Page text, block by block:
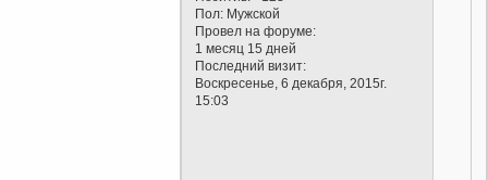
Пол: Мужской
Провел на форуме:
1 месяц 15 дней
Последний визит:
Воскресенье, 6 декабря, 2015г.
15:03